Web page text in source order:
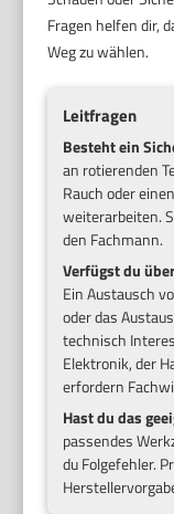
Fragen helfen dir,
Weg zu wählen.
Leitfragen
Besteht ein
an rotierenden
Rauch oder
weiterarbeiten.
den Fachmann.
Verfügst du
Ein Austausch
oder das
technisch
Elektronik, der
erfordern
Hast du das
passendes
du Folgefehler.